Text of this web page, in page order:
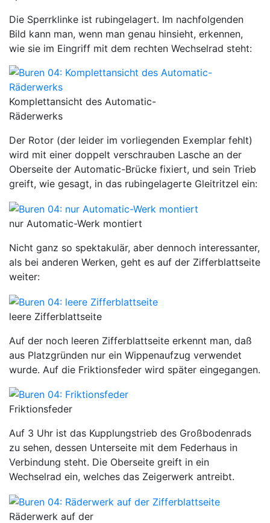
Die Sperrklinke ist rubingelagert. Im nachfolgenden
Bild kann man, wenn man genau hinsieht, erkennen,
wie sie im Eingriff mit dem rechten Wechselrad steht:
Komplettansicht des Automatic-
Räderwerks
Der Rotor (der leider im vorliegenden Exemplar fehlt)
wird mit einer doppelt verschrauben Lasche an der
Oberseite der Automatic-Brücke fixiert, und sein Trieb
greift, wie gesagt, in das rubingelagerte Gleitritzel ein:
nur Automatic-Werk montiert
Nicht ganz so spektakulär, aber dennoch interessanter,
als bei anderen Werken, geht es auf der Zifferblattseite
weiter:
leere Zifferblattseite
Auf der noch leeren Zifferblattseite erkennt man, daß
aus Platzgründen nur ein Wippenaufzug verwendet
wurde. Auf die Friktionsfeder wird später eingegangen.
Friktionsfeder
Auf 3 Uhr ist das Kupplungstrieb des Großbodenrads
zu sehen, dessen Unterseite mit dem Federhaus in
Verbindung steht. Die Oberseite greift in ein
Wechselrad ein, welches das Zeigerwerk antreibt.
Räderwerk auf der